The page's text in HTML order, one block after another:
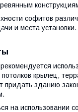
софитов
и места
потолков крылец,
придать зданию
на